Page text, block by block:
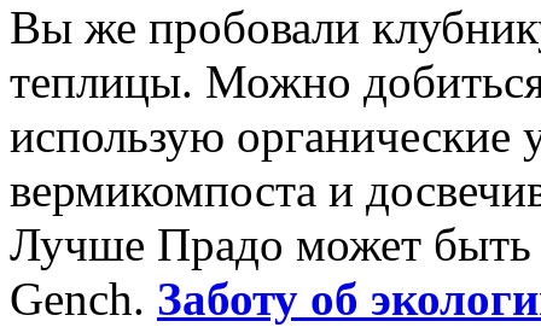
Вы же пробовали
теплицы. Можно
использую органические
вермикомпоста и
Лучше Прадо может
Gench. Заботу об